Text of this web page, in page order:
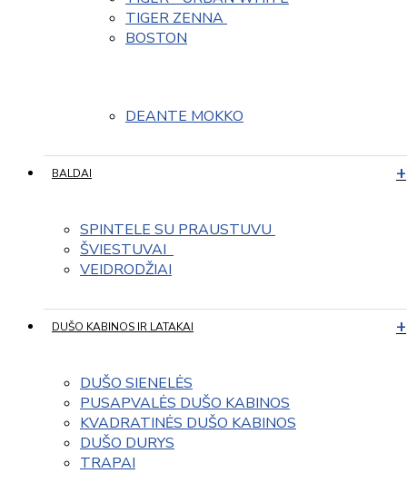
TIGER ZENNA
BOSTON
DEANTE MOKKO
BALDAI
SPINTELE SU PRAUSTUVU
ŠVIESTUVAI
VEIDRODŽIAI
DUŠO KABINOS IR LATAKAI
DUŠO SIENELĖS
PUSAPVALĖS DUŠO KABINOS
KVADRATINĖS DUŠO KABINOS
DUŠO DURYS
TRAPAI